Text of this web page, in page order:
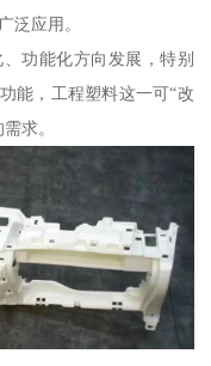
泛应用。
功能化方向发展，特别
能，工程塑料这一可“改
求。